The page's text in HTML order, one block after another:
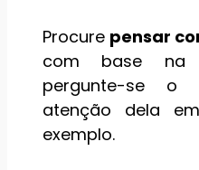
Procure pensar
com base na
pergunte-se o
atenção dela
exemplo.